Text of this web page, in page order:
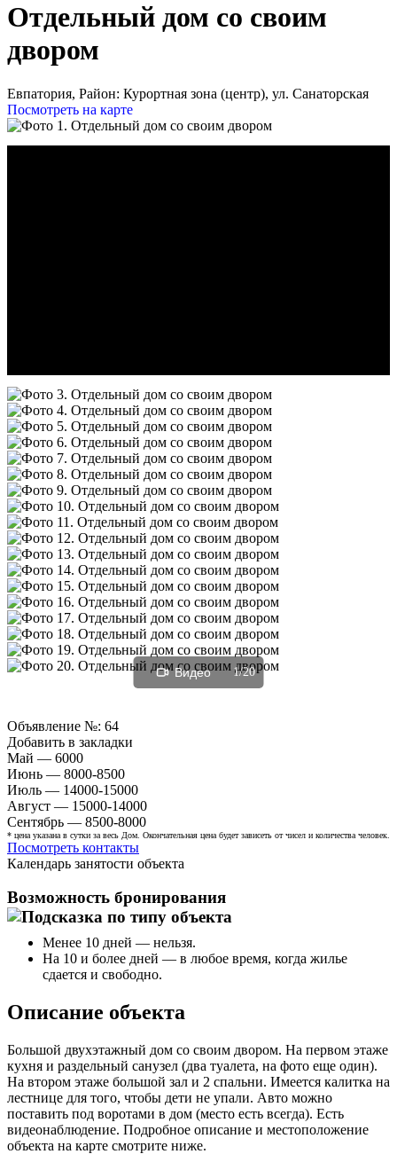
Отдельный дом со своим
двором
Евпатория, Район: Курортная зона (центр), ул. Санаторская
Посмотреть на карте
Видео 1/20
Объявление №: 64
Добавить в закладки
Май — 6000
Июнь — 8000-8500
Июль — 14000-15000
Август — 15000-14000
Сентябрь — 8500-8000
* цена указана в сутки за весь Дом. Окончательная цена будет зависеть от чисел и количества человек.
Посмотреть контакты
Календарь занятости объекта
Возможность бронирования
Менее 10 дней — нельзя.
На 10 и более дней — в любое время, когда жилье
сдается и свободно.
Описание объекта
Большой двухэтажный дом со своим двором. На первом этаже
кухня и раздельный санузел (два туалета, на фото еще один).
На втором этаже большой зал и 2 спальни. Имеется калитка на
лестнице для того, чтобы дети не упали. Авто можно
поставить под воротами в дом (место есть всегда). Есть
видеонаблюдение. Подробное описание и местоположение
объекта на карте смотрите ниже.